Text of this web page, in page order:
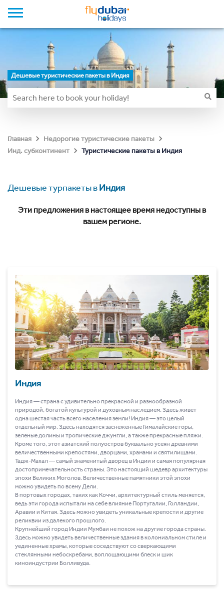
Дешевые туристические пакеты в Индия
Главная
Недорогие туристические пакеты
Инд. субконтинент
Туристические пакеты в Индия
Дешевые турпакеты вИндия
Эти предложения в настоящее время недоступны в
вашем регионе.
Индия
Индия ― страна с удивительно прекрасной и разнообразной
природой, богатой культурой и духовным наследием. Здесь живет
одна шестая часть всего населения земли! Индия ― это целый
отдельный мир. Здесь находятся заснеженные Гималайские горы,
зеленые долины и тропические джунгли, а также прекрасные пляжи.
Кроме того, этот азиатский полуостров буквально усеян древними
величественными крепостями, дворцами, храмами и святилищами.
Тадж-Махал ― самый знаменитый дворец в Индии и самая популярная
достопримечательность страны. Это настоящий шедевр архитектуры
эпохи Великих Моголов. Величественные памятники этой эпохи
можно увидеть по всему Дели.
В портовых городах, таких как Коччи, архитектурный стиль меняется,
ведь эти города испытали на себе влияние Португалии, Голландии,
Аравии и Китая. Здесь можно увидеть уникальные крепости и другие
реликвии из далекого прошлого.
Крупнейший город Индии Мумбаи не похож на другие города страны.
Здесь можно увидеть величественные здания в колониальном стиле и
уединенные храмы, которые соседствуют со сверкающими
стеклянными небоскребами, воплощающими блеск и шик
киноиндустрии Болливуда.